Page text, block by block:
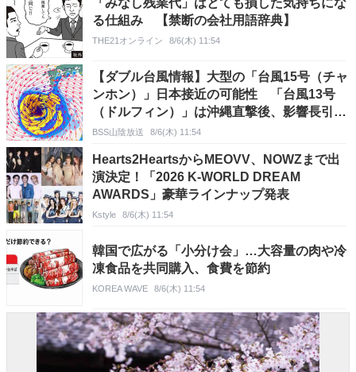
る仕組み 【禁断の会社用語辞典】
THE21オンライン 8/6(木) 11:54
【ダブル台風情報】大型の「台風15号（チャ
ンホン）」日本接近の可能性 「台風13号
（ドルフィン）」は沖縄直撃後、影響長引く
おそれ 「台風14号（クジラ）」は熱帯低気
象庁6日10時45分発表】
BSS山陰放送 8/6(木) 11:54
Hearts2HeartsからMEOVV、NOWZまで出
演決定！「2026 K-WORLD DREAM
AWARDS」豪華ラインナップ発表
Kstyle 8/6(木) 11:54
韓国で広がる「小分け会」…大容量の肉や冷
凍食品を共同購入、食費を節約
KOREA WAVE 8/6(木) 11:54